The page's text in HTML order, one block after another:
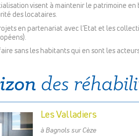
visent à maintenir le patrimoine
des locataires.
en partenariat avec l’Etat et les
sans les habitants qui en sont les
des
Les Valladiers
à Bagnols sur Cèze